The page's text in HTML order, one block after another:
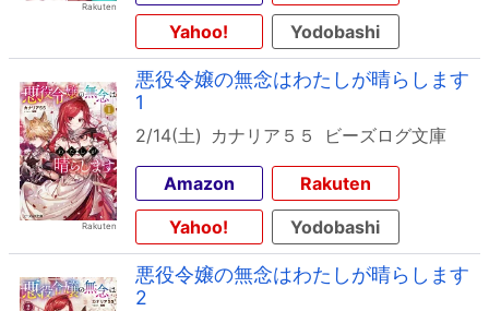
Yahoo!
Yodobashi
悪役令嬢の無念はわたしが晴らします
1
2/14(土) カナリア５５ ビーズログ文庫
Amazon
Rakuten
Yahoo!
Yodobashi
悪役令嬢の無念はわたしが晴らします
2